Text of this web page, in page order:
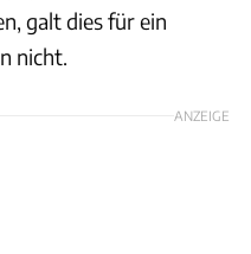
galt dies für ein
nicht.
ANZEIGE